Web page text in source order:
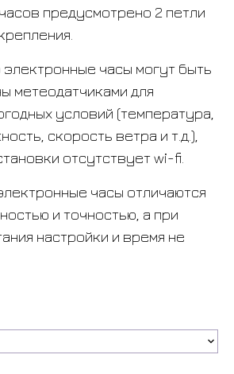
предусмотрено 2 петли
часы могут быть
метеодатчиками для
условий (температура,
скорость ветра и т.д.),
отсутствует wi-fi.
часы отличаются
и точностью, а при
настройки и время не